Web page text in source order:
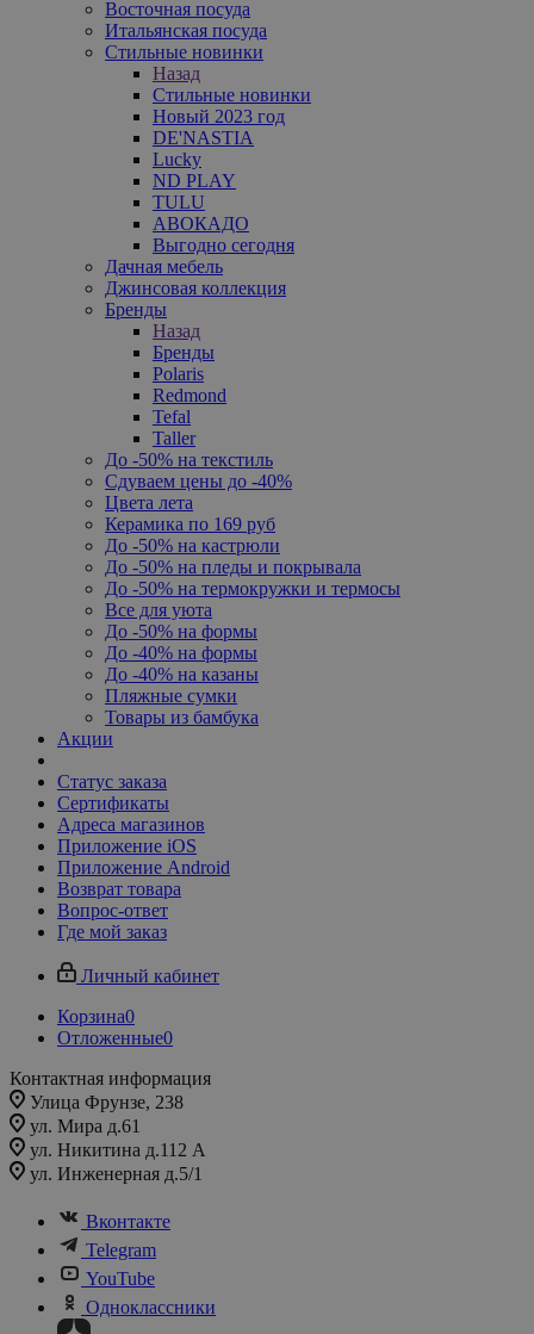
Восточная посуда
Итальянская посуда
Стильные новинки
Назад
Стильные новинки
Новый 2023 год
DE'NASTIA
Lucky
ND PLAY
TULU
АВОКАДО
Выгодно сегодня
Дачная мебель
Джинсовая коллекция
Бренды
Назад
Бренды
Polaris
Redmond
Tefal
Taller
До -50% на текстиль
Сдуваем цены до -40%
Цвета лета
Керамика по 169 руб
До -50% на кастрюли
До -50% на пледы и покрывала
До -50% на термокружки и термосы
Все для уюта
До -50% на формы
До -40% на формы
До -40% на казаны
Пляжные сумки
Товары из бамбука
Акции
Статус заказа
Сертификаты
Адреса магазинов
Приложение iOS
Приложение Android
Возврат товара
Вопрос-ответ
Где мой заказ
Личный кабинет
Корзина0
Отложенные0
Контактная информация
Улица Фрунзе, 238​
ул. Мира д.61
ул. Никитина д.112 А
ул. Инженерная д.5/1
Вконтакте
Telegram
YouTube
Одноклассники